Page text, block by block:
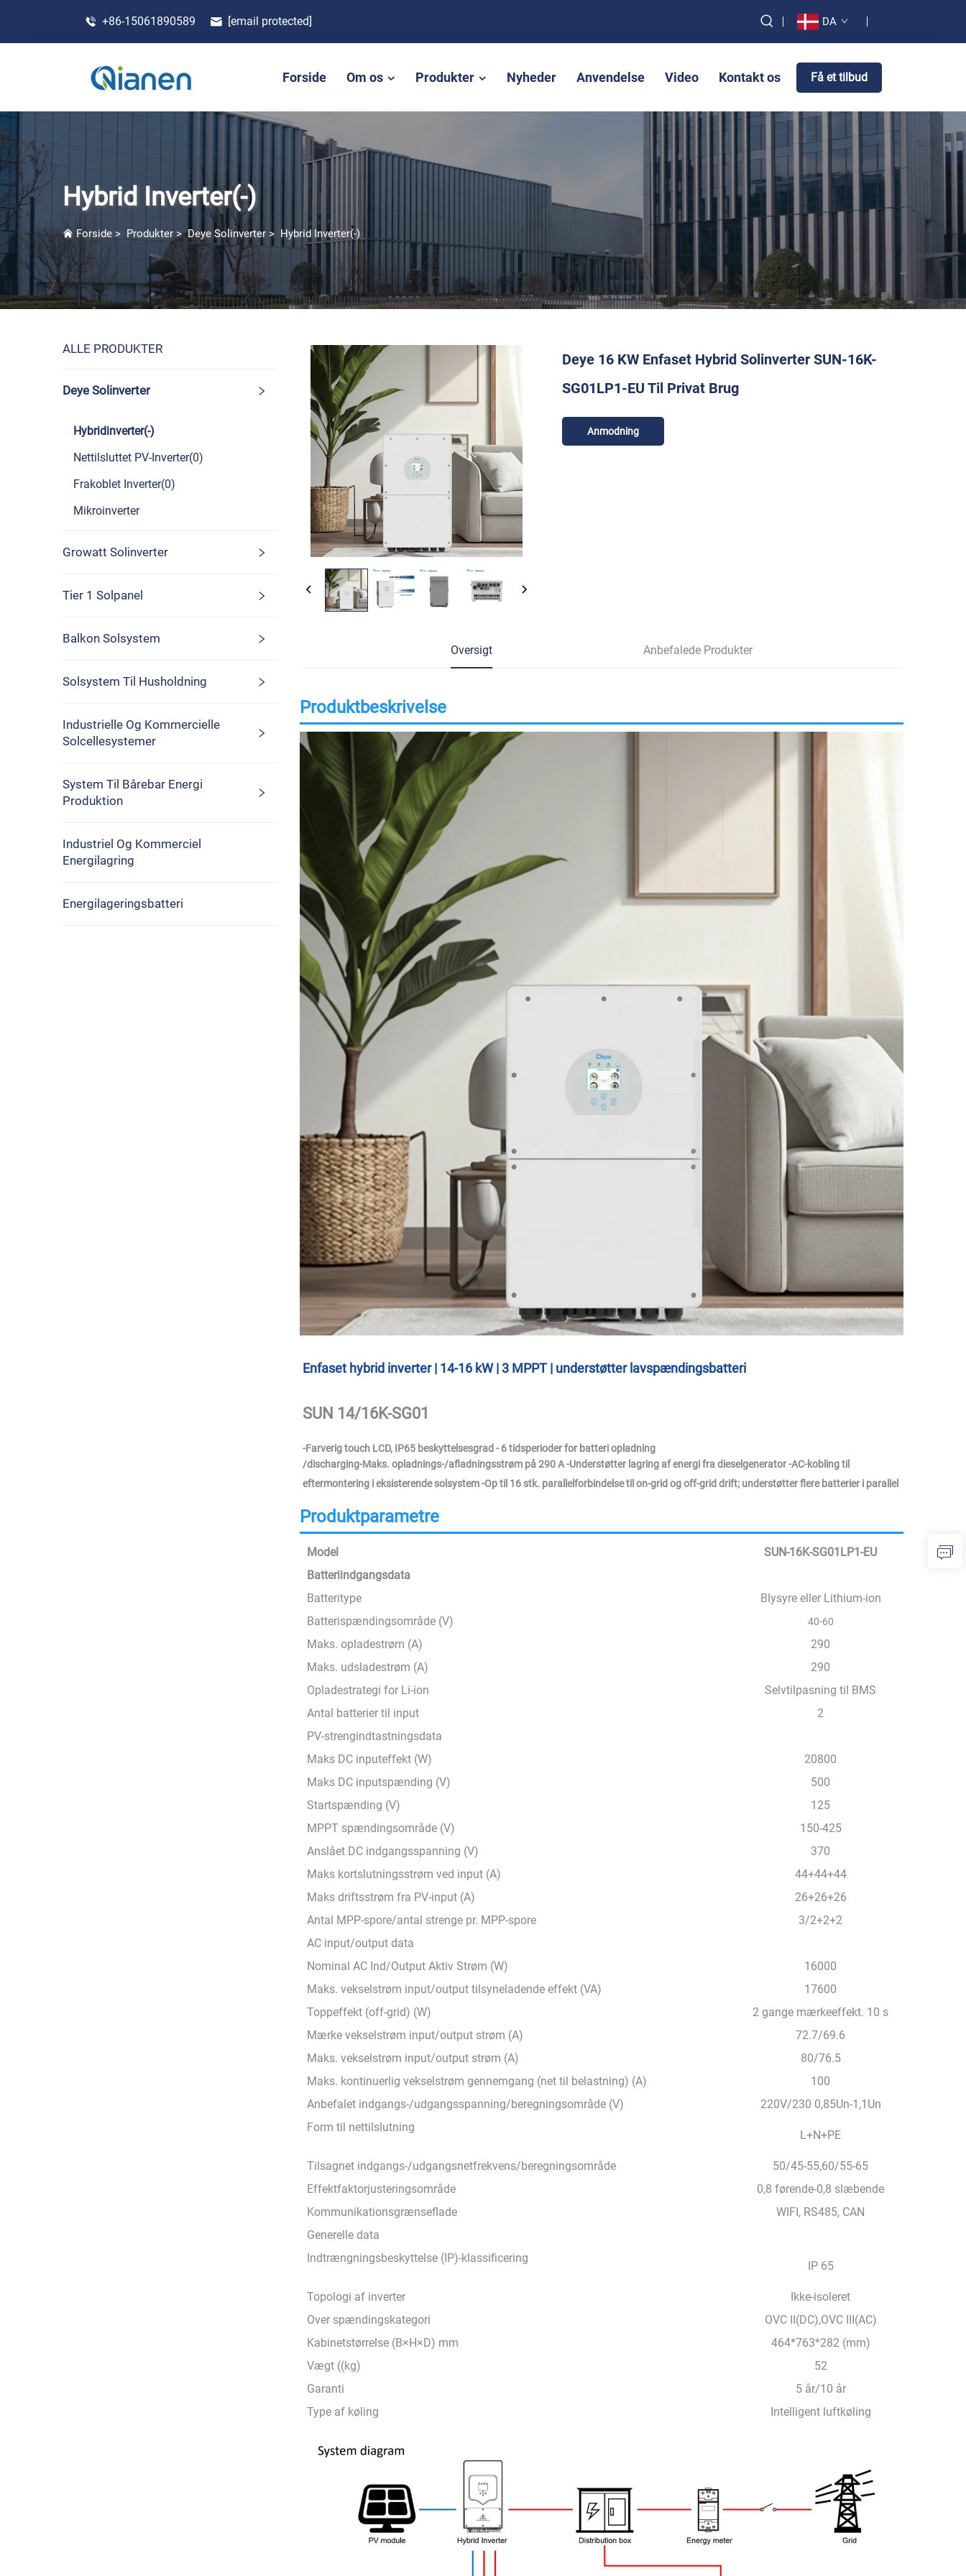
+86-15061890589 [email protected] DA
Forside Om os Produkter Nyheder Anvendelse Video Kontakt os Få et tilbud
Hybrid Inverter(-)
Forside > Produkter >Deye Solinverter > Hybrid Inverter(-)
ALLE PRODUKTER
Deye Solinverter
Hybridinverter(-)
Nettilsluttet PV-Inverter(0)
Frakoblet Inverter(0)
Mikroinverter
Growatt Solinverter
Tier 1 Solpanel
Balkon Solsystem
Solsystem Til Husholdning
Industrielle Og Kommercielle
Solcellesystemer
System Til Bårebar Energi
Produktion
Industriel Og Kommerciel
Energilagring
Energilageringsbatteri
Deye 16 KW Enfaset Hybrid Solinverter SUN-16K-
SG01LP1-EU Til Privat Brug
Anmodning
Oversigt Anbefalede Produkter
Produktbeskrivelse
Enfaset hybrid inverter | 14-16 kW | 3 MPPT | understøtter lavspændingsbatteri
SUN 14/16K-SG01
-Farverig touch LCD, IP65 beskyttelsesgrad - 6 tidsperioder for batteriopladning
/discharging-Maks. opladnings-/afladningsstrøm på 290 A -Understøtter lagring af energi fra dieselgenerator -AC-kobling til
eftermontering i eksisterende solsystem -Op til 16 stk. parallelforbindelse til on-grid og off-grid drift; understøtter flere batterier i parallel
Produktparametre
Model
SUN-16K-SG01LP1-EU
Batteriindgangsdata
Batteritype
Blysyre eller Lithium-ion
Batterispændingsområde (V)
40-60
Maks. opladestrøm (A)
290
Maks. udsladestrøm (A)
290
Opladestrategi for Li-ion
Selvtilpasning til BMS
Antal batterier til input
2
PV-strengindtastningsdata
Maks DC inputeffekt (W)
20800
Maks DC inputspænding (V)
500
Startspænding (V)
125
MPPT spændingsområde (V)
150-425
Anslået DC indgangsspanning (V)
370
Maks kortslutningsstrøm ved input (A)
44+44+44
Maks driftsstrøm fra PV-input (A)
26+26+26
Antal MPP-spore/antal strenge pr. MPP-spore
3/2+2+2
AC input/output data
Nominal AC Ind/Output Aktiv Strøm (W)
16000
Maks. vekselstrøm input/output tilsyneladende effekt (VA)
17600
Toppeffekt (off-grid) (W)
2 gange mærkeeffekt. 10 s
Mærke vekselstrøm input/output strøm (A)
72.7/69.6
Maks. vekselstrøm input/output strøm (A)
80/76.5
Maks. kontinuerlig vekselstrøm gennemgang (net til belastning) (A)
100
Anbefalet indgangs-/udgangsspanning/beregningsområde (V)
220V/230 0,85Un-1,1Un
Form til nettilslutning
L+N+PE
Tilsagnet indgangs-/udgangsnetfrekvens/beregningsområde
50/45-55,60/55-65
Effektfaktorjusteringsområde
0,8 førende-0,8 slæbende
Kommunikationsgrænseflade
WIFI, RS485, CAN
Generelle data
Indtrængningsbeskyttelse (IP)-klassificering
IP 65
Topologi af inverter
Ikke-isoleret
Over spændingskategori
OVC II(DC),OVC III(AC)
Kabinetstørrelse (B×H×D) mm
464*763*282 (mm)
Vægt ((kg)
52
Garanti
5 år/10 år
Type af køling
Intelligent luftkøling